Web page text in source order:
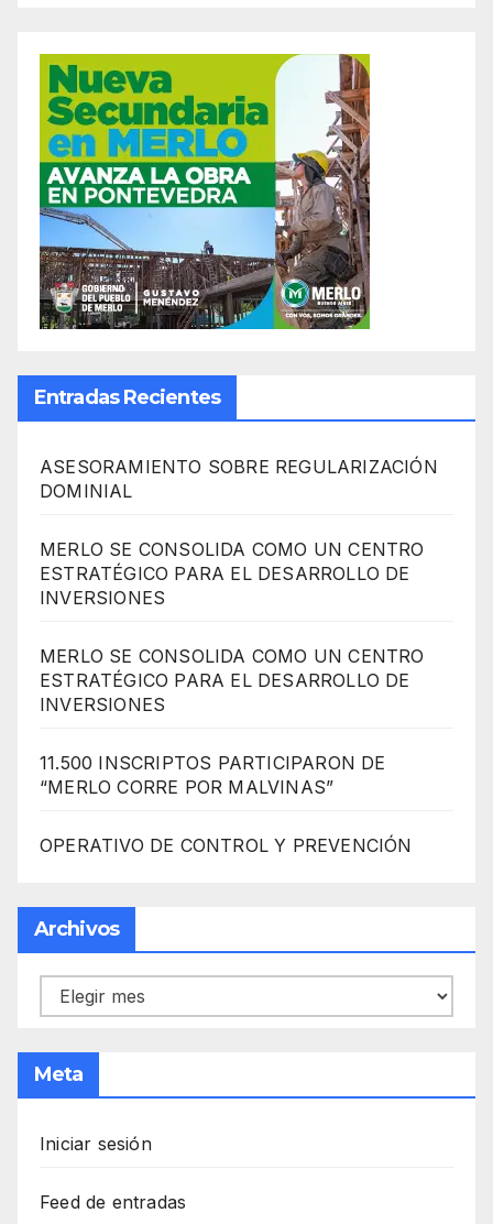
Entradas Recientes
ASESORAMIENTO SOBRE REGULARIZACIÓN
DOMINIAL
MERLO SE CONSOLIDA COMO UN CENTRO
ESTRATÉGICO PARA EL DESARROLLO DE
INVERSIONES
MERLO SE CONSOLIDA COMO UN CENTRO
ESTRATÉGICO PARA EL DESARROLLO DE
INVERSIONES
11.500 INSCRIPTOS PARTICIPARON DE
“MERLO CORRE POR MALVINAS”
OPERATIVO DE CONTROL Y PREVENCIÓN
Archivos
Archivos
Meta
Iniciar sesión
Feed de entradas